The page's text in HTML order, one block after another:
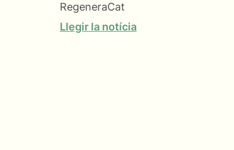
RegeneraCat
Llegir la notícia